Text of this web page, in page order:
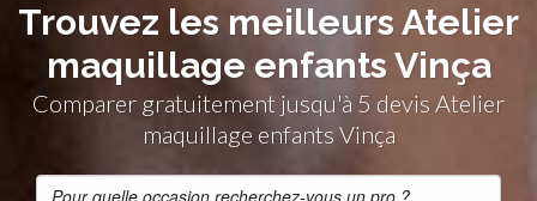
Trouvez les meilleurs Atelier
maquillage enfants Vinça
Comparer gratuitement jusqu'à 5 devis Atelier
maquillage enfants Vinça